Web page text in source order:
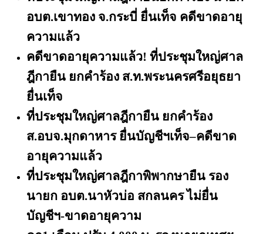
อบต.เขาทอง จ.กระบี่ ยื่นเท็จ คดีขาดอายุ
ความแล้ว
คดีขาดอายุความแล้ว! ที่ประชุมใหญ่ศาล
ฎีกายืน ยกคำร้อง ส.ท.พระนครศรีอยุธยา
ยื่นเท็จ
ที่ประชุมใหญ่ศาลฎีกายืน ยกคำร้อง
ส.อบจ.มุกดาหาร ยื่นบัญชีฯเท็จ–คดีขาด
อายุความแล้ว
ที่ประชุมใหญ่ศาลฎีกาพิพากษายืน รอง
นายก อบต.นาหัวบ่อ สกลนคร ไม่ยื่น
บัญชีฯ-ขาดอายุความ